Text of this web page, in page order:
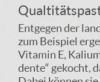
Entgegen der
zum Beispiel
Vitamin E,
dente“ gekocht,